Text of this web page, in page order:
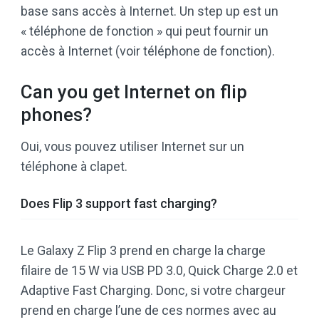
base sans accès à Internet. Un step up est un
« téléphone de fonction » qui peut fournir un
accès à Internet (voir téléphone de fonction).
Can you get Internet on flip
phones?
Oui, vous pouvez utiliser Internet sur un
téléphone à clapet.
Does Flip 3 support fast charging?
Le Galaxy Z Flip 3 prend en charge la charge
filaire de 15 W via USB PD 3.0, Quick Charge 2.0 et
Adaptive Fast Charging. Donc, si votre chargeur
prend en charge l’une de ces normes avec au